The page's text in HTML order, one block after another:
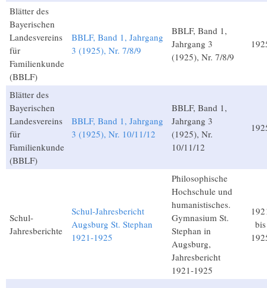
Blätter des
Bayerischen
Landesvereins
für
Familienkunde
(BBLF)
BBLF, Band 1, Jahrgang
3 (1925), Nr. 7/8/9
BBLF, Band 1,
Jahrgang 3
(1925), Nr. 7/8/9
Blätter des
Bayerischen
Landesvereins
für
Familienkunde
(BBLF)
BBLF, Band 1, Jahrgang
3 (1925), Nr. 10/11/12
BBLF, Band 1,
Jahrgang 3
(1925), Nr.
10/11/12
Schul-
Jahresberichte
Schul-Jahresbericht
Augsburg St. Stephan
1921-1925
Philosophische
Hochschule und
humanistisches.
Gymnasium St.
Stephan in
Augsburg,
Jahresbericht
1921-1925
bis